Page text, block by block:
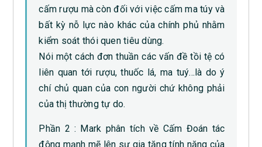
cấm rượu mà còn đối với việc cấm ma túy và
bất kỳ nỗ lực nào khác của chính phủ nhằm
kiểm soát thói quen tiêu dùng.
Nói một cách đơn thuần các vấn đề tồi tệ có
liên quan tới rượu, thuốc lá, ma tuý…là do ý
chí chủ quan của con người chứ không phải
của thị thường tự do.
Phần 2 : Mark phân tích về Cấm Đoán tác
động mạnh mẽ lên sự gia tăng tính năng của